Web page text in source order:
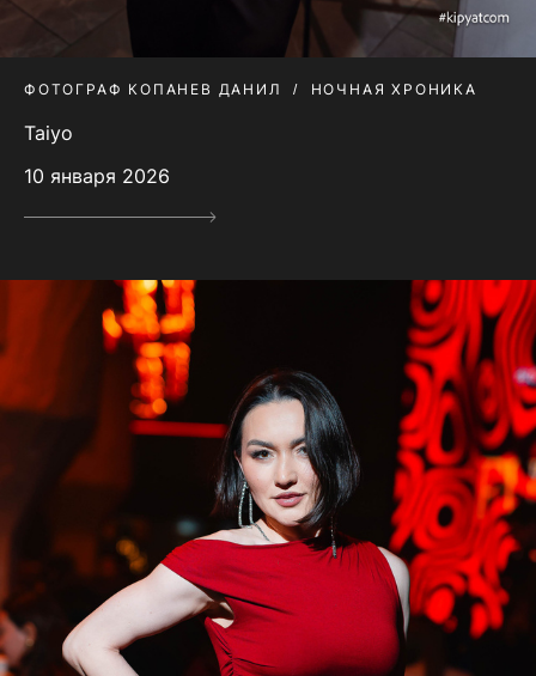
ФОТОГРАФ КОПАНЕВ ДАНИЛ НОЧНАЯ ХРОНИКА
Taiyo
10 января 2026